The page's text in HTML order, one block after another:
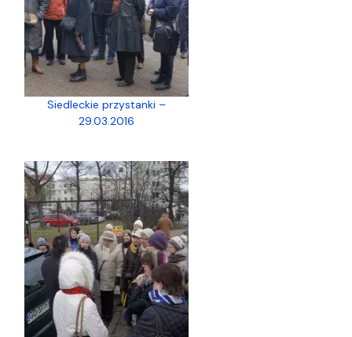
Siedleckie przystanki –
29.03.2016